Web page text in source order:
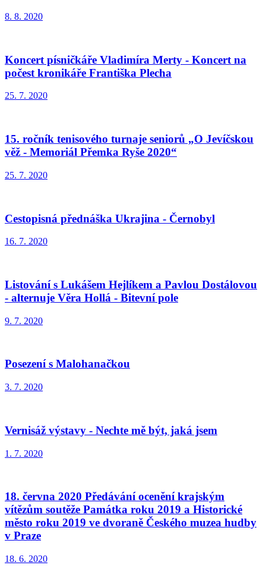
8. 8. 2020
Koncert písničkáře Vladimíra Merty - Koncert na
počest kronikáře Františka Plecha
25. 7. 2020
15. ročník tenisového turnaje seniorů „O Jevíčskou
věž - Memoriál Přemka Ryše 2020“
25. 7. 2020
Cestopisná přednáška Ukrajina - Černobyl
16. 7. 2020
Listování s Lukášem Hejlíkem a Pavlou Dostálovou
- alternuje Věra Hollá - Bitevní pole
9. 7. 2020
Posezení s Malohanačkou
3. 7. 2020
Vernisáž výstavy - Nechte mě být, jaká jsem
1. 7. 2020
18. června 2020 Předávání ocenění krajským
vítězům soutěže Památka roku 2019 a Historické
město roku 2019 ve dvoraně Českého muzea hudby
v Praze
18. 6. 2020